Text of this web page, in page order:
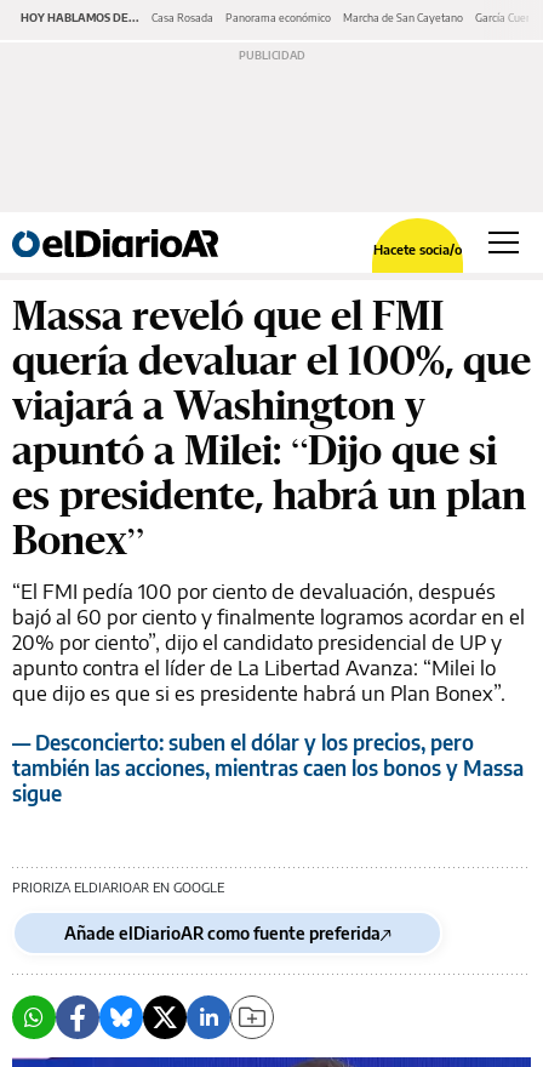
HOY HABLAMOS DE... Casa Rosada Panorama económico Marcha de San Cayetano García Cuerva
Hacete socia/o
Massa reveló que el FMI
quería devaluar el 100%, que
viajará a Washington y
apuntó a Milei: “Dijo que si
es presidente, habrá un plan
Bonex”
“El FMI pedía 100 por ciento de devaluación, después
bajó al 60 por ciento y finalmente logramos acordar en el
20% por ciento”, dijo el candidato presidencial de UP y
apunto contra el líder de La Libertad Avanza: “Milei lo
que dijo es que si es presidente habrá un Plan Bonex”.
— Desconcierto: suben el dólar y los precios, pero
también las acciones, mientras caen los bonos y Massa
sigue
PRIORIZA ELDIARIOAR EN GOOGLE
Añade elDiarioAR como fuente preferida